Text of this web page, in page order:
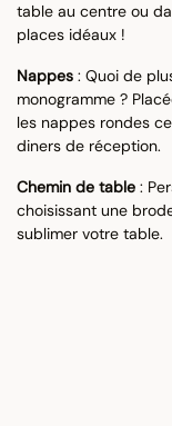
table au centre ou
places idéaux !
Nappes : Quoi de
monogramme ?
les nappes rondes
diners de réception.
Chemin de table :
choisissant une
sublimer votre table.